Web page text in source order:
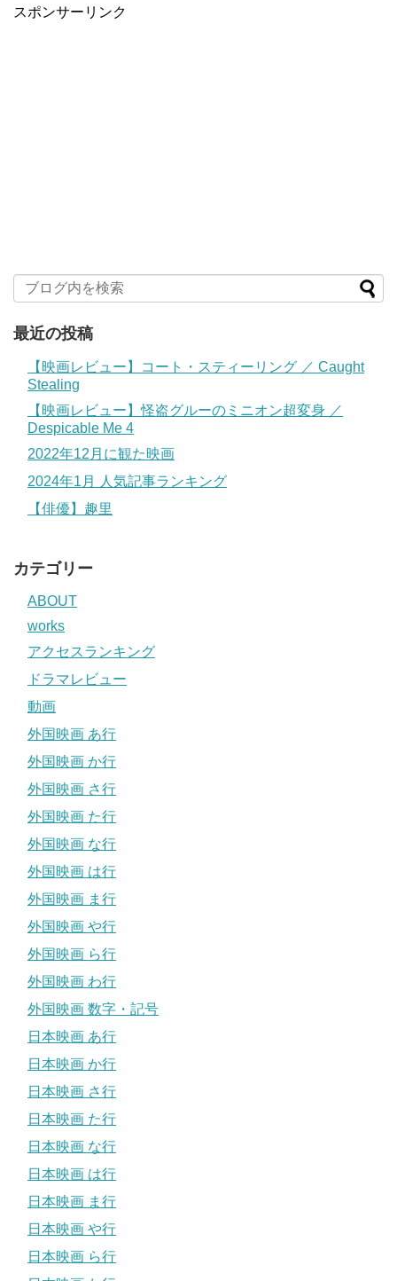
スポンサーリンク
最近の投稿
【映画レビュー】コート・スティーリング ／ Caught
Stealing
【映画レビュー】怪盗グルーのミニオン超変身 ／
Despicable Me 4
2022年12月に観た映画
2024年1月 人気記事ランキング
【俳優】趣里
カテゴリー
ABOUT
works
アクセスランキング
ドラマレビュー
動画
外国映画 あ行
外国映画 か行
外国映画 さ行
外国映画 た行
外国映画 な行
外国映画 は行
外国映画 ま行
外国映画 や行
外国映画 ら行
外国映画 わ行
外国映画 数字・記号
日本映画 あ行
日本映画 か行
日本映画 さ行
日本映画 た行
日本映画 な行
日本映画 は行
日本映画 ま行
日本映画 や行
日本映画 ら行